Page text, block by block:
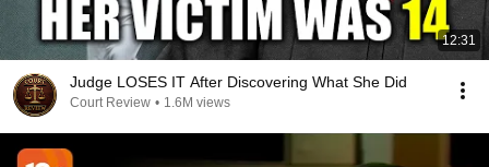
12:31
Judge LOSES IT After Discovering What She Did
Court Review • 1.6M views